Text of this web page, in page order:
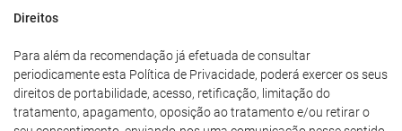
Direitos
Para além da recomendação já efetuada de consultar
periodicamente esta Política de Privacidade, poderá exercer os seus
direitos de portabilidade, acesso, retificação, limitação do
tratamento, apagamento, oposição ao tratamento e/ou retirar o